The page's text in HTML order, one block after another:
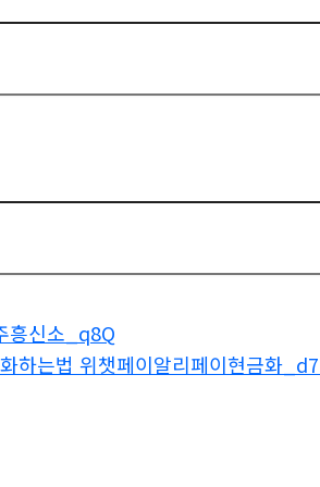
흥신소_q8Q
하는법 위챗페이알리페이현금화